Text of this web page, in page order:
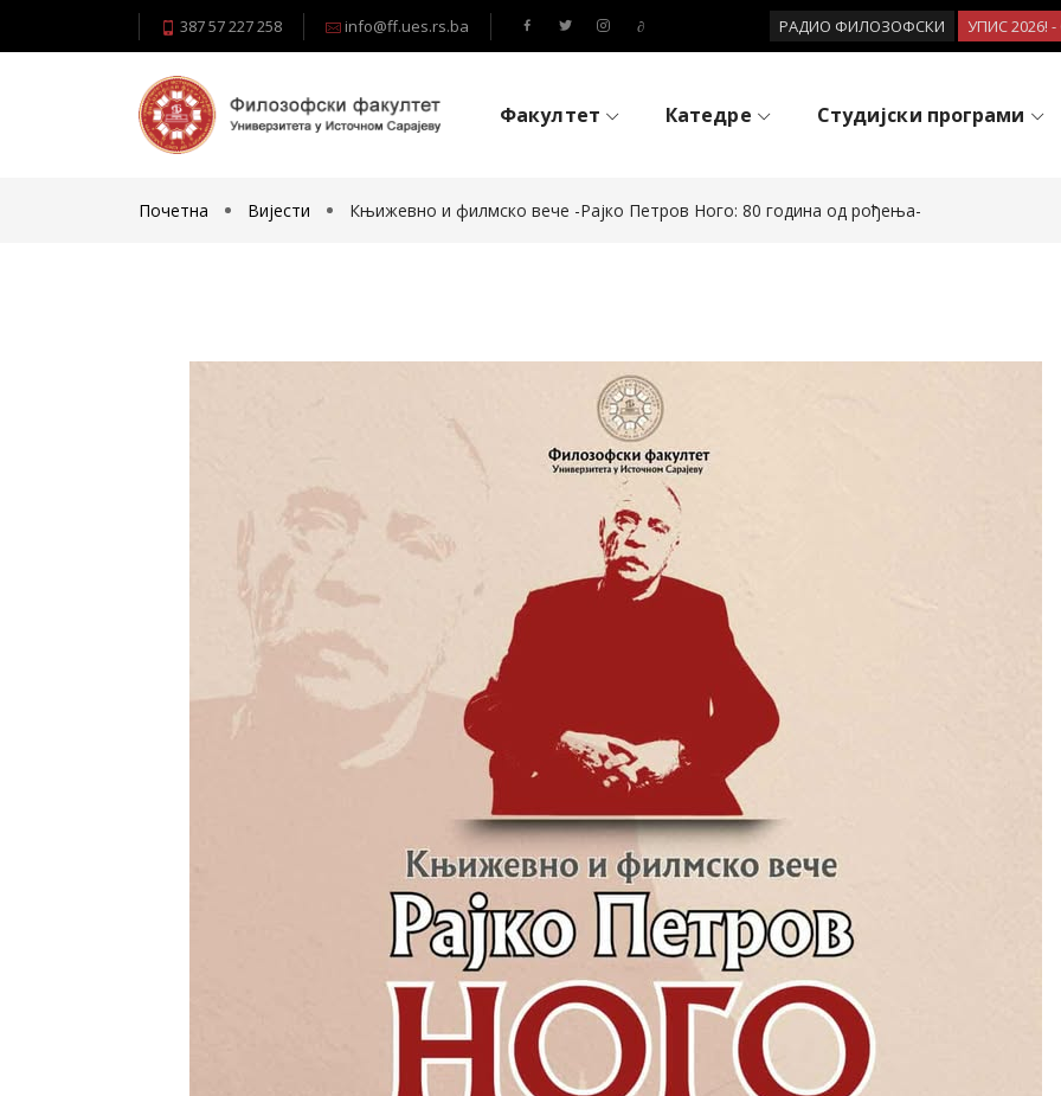
387 57 227 258 info@ff.ues.rs.ba РАДИО ФИЛОЗОФСКИ УПИС 2026!
Факултет Катедре Студијски програми
Почетна Вијести Књижевно и филмско вече -Рајко Петров Ного: 80 година од рођења-